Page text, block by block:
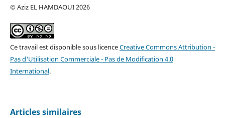
© Aziz EL HAMDAOUI 2026
Ce travail est disponible sous licenceCreative Commons Attribution -
Pas d'Utilisation Commerciale - Pas de Modification 4.0
International.
Articles similaires